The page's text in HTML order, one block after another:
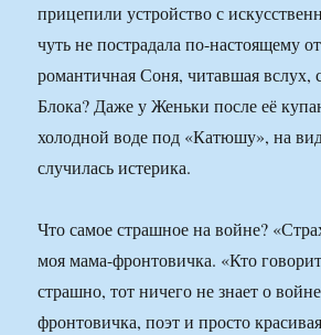
прицепили устройство с
чуть не пострадала по-настоящему
романтичная Соня, читавшая вслух,
Блока? Даже у Женьки после её
холодной воде под «Катюшу», на
случилась истерика.
Что самое страшное на войне?
моя мама-фронтовичка. «Кто
страшно, тот ничего не знает о
фронтовичка, поэт и просто